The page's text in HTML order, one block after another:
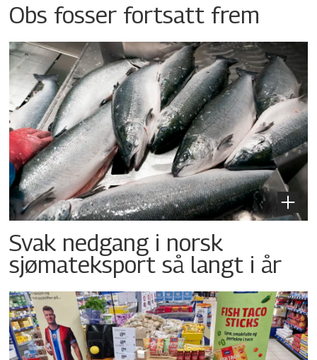
Obs fosser fortsatt frem
Svak nedgang i norsk
sjømateksport så langt i år